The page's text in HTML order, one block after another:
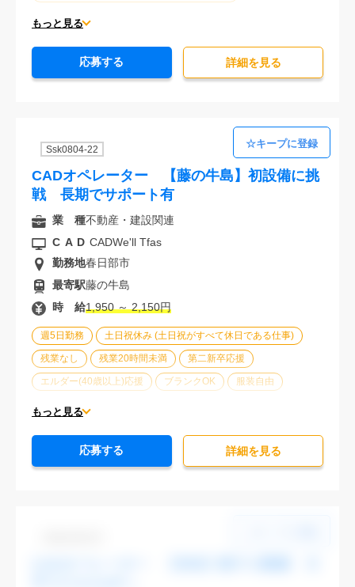
平日休みあり (週に一度以上平日に休日がある仕事)
エルダー(40歳以上)応援 服装自由
車通勤可能 オフィスが禁煙 20代活躍中 30代活躍中
もっと見る
応募する 詳細を⾒る
Ssk0804-22
CADオペレーター 【藤の牛島】初設備に挑
戦 長期でサポート有
週5日勤務 土日祝休み (土日祝がすべて休日である仕事)
残業なし 残業20時間未満 第二新卒応援
エルダー(40歳以上)応援 ブランクOK 服装自由
車通勤可能
もっと見る
業 種不動産・建設関連
CAD CADWe'll Tfas
勤務地春日部市
最寄駅藤の牛島
時 給1,950 ～ 2,150円
応募する 詳細を⾒る